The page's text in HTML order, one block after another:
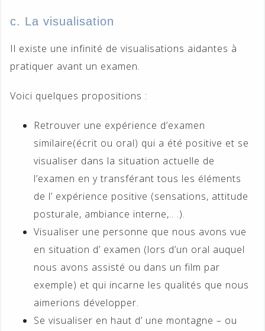
c. La visualisation
Il existe une infinité de visualisations aidantes à
pratiquer avant un examen.
Voici quelques propositions :
Retrouver une expérience d’examen
similaire(écrit ou oral) qui a été positive et se
visualiser dans la situation actuelle de
l’examen en y transférant tous les éléments
de l’ expérience positive (sensations, attitude
posturale, ambiance interne,.. .).
Visualiser une personne que nous avons vue
en situation d’ examen (lors d’un oral auquel
nous avons assisté ou dans un film par
exemple) et qui incarne les qualités que nous
aimerions développer.
Se visualiser en haut d’ une montagne – ou